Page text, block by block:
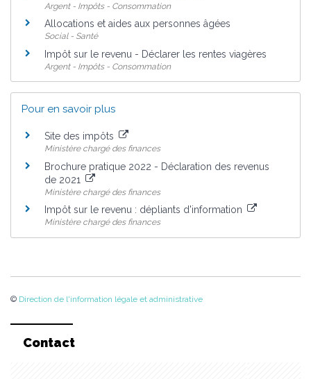
Argent - Impôts - Consommation
Allocations et aides aux personnes âgées
Social - Santé
Impôt sur le revenu - Déclarer les rentes viagères
Argent - Impôts - Consommation
Pour en savoir plus
Site des impôts
Ministère chargé des finances
Brochure pratique 2022 - Déclaration des revenus
de 2021
Ministère chargé des finances
Impôt sur le revenu : dépliants d'information
Ministère chargé des finances
© Direction de l'information légale et administrative
Contact